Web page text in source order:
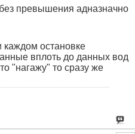
превышения адназначно
каждом остановке
вплоть до данных вод
"нагажу" то сразу же